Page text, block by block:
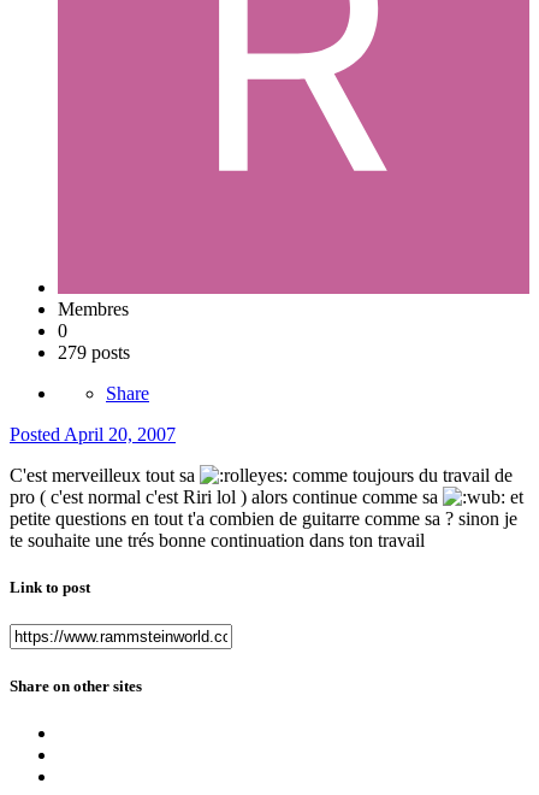
Membres
0
279 posts
Share
Posted April 20, 2007
C'est merveilleux tout sa
comme toujours du travail de
pro ( c'est normal c'est Riri lol ) alors continue comme sa
et
petite questions en tout t'a combien de guitarre comme sa ? sinon je
te souhaite une trés bonne continuation dans ton travail
Link to post
Share on other sites